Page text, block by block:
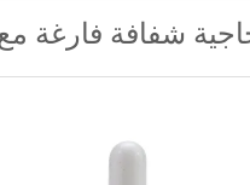
شفافة فارغة